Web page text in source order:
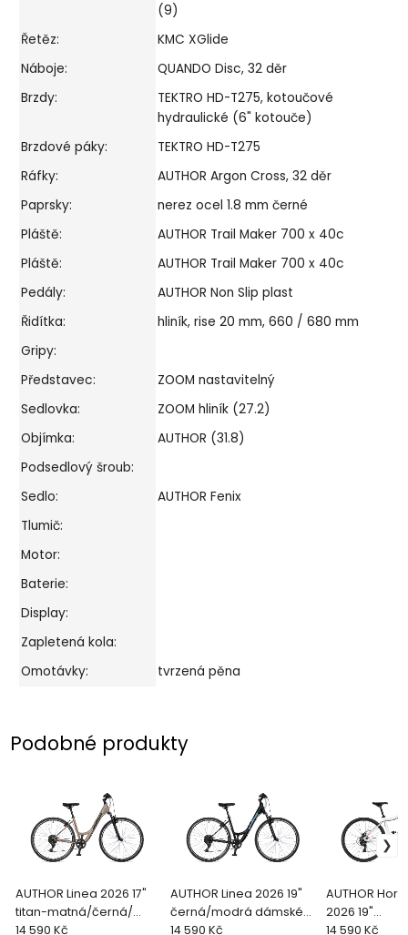
(9)
Řetěz:
KMC XGlide
Náboje:
QUANDO Disc, 32 děr
Brzdy:
TEKTRO HD-T275, kotoučové
hydraulické (6" kotouče)
Brzdové páky:
TEKTRO HD-T275
Ráfky:
AUTHOR Argon Cross, 32 děr
Paprsky:
nerez ocel 1.8 mm černé
Pláště:
AUTHOR Trail Maker 700 x 40c
Pláště:
AUTHOR Trail Maker 700 x 40c
Pedály:
AUTHOR Non Slip plast
Řidítka:
hliník, rise 20 mm, 660 / 680 mm
Gripy:
Představec:
ZOOM nastavitelný
Sedlovka:
ZOOM hliník (27.2)
Objímka:
AUTHOR (31.8)
Podsedlový šroub:
Sedlo:
AUTHOR Fenix
Tlumič:
Motor:
Baterie:
Display:
Zapletená kola:
Omotávky:
tvrzená pěna
Podobné produkty
AUTHOR Linea 2026 17"
titan-matná/černá/
červená dámské kroso
14 590 Kč
AUTHOR Linea 2026 19"
černá/modrá dámské
krosové kolo
14 590 Kč
AUTHOR
2026 19"
bílá/stříbrná/
14 590 Kč